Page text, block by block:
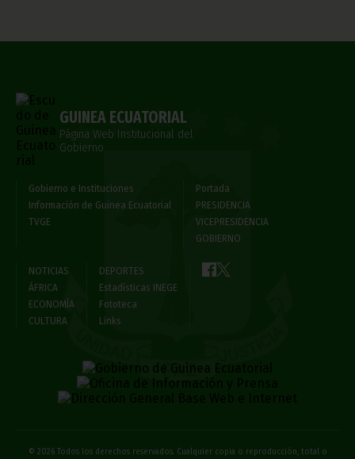
GUINEA ECUATORIAL
Página Web Institucional del
Gobierno
Gobierno e Instituciones
Información de Guinea Ecuatorial
TVGE
Portada
PRESIDENCIA
VICEPRESIDENCIA
GOBIERNO
NOTICIAS
ÁFRICA
ECONOMÍA
CULTURA
DEPORTES
Estadísticas INEGE
Fototeca
Links
© 2026 Todos los derechos reservados. Cualquier copia o reproducción, total o